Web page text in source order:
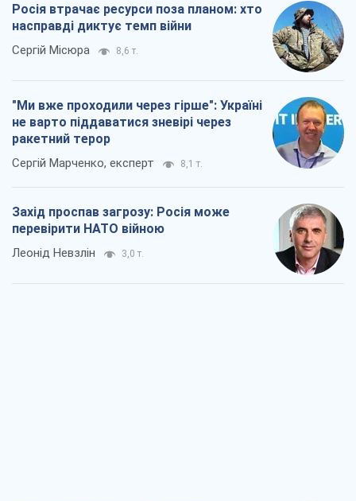
Росія втрачає ресурси поза планом: хто
насправді диктує темп війни
Сергій Місюра 8,6 т.
"Ми вже проходили через гірше": Україні
не варто піддаватися зневірі через
ракетний терор
Сергій Марченко, експерт 8,1 т.
Захід проспав загрозу: Росія може
перевірити НАТО війною
Леонід Невзлін 3,0 т.